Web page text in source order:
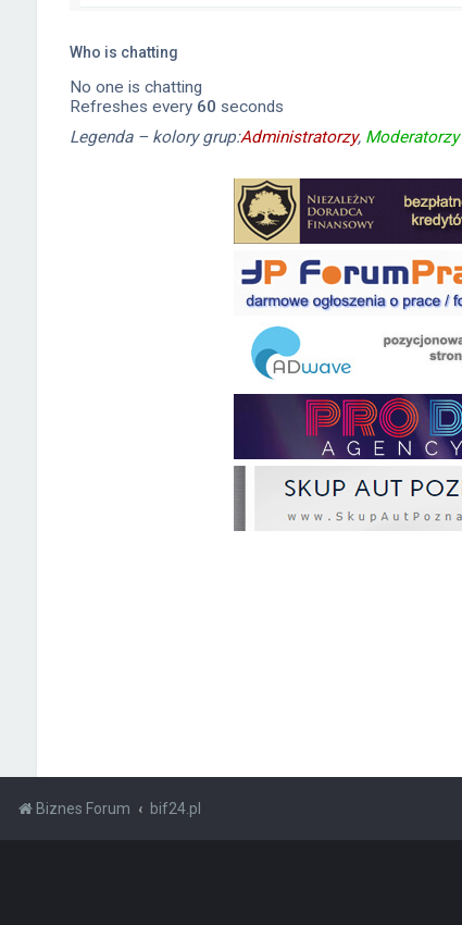
posted a reply:
Danuśka•
posted a reply:Re: Prezenty
Danuśka •pn kwie 27, 2026 10:35 am
posted a reply:Re: Prezentyin
pn kwie 27, 2026 10:34 am
posted a reply:Re: prezent dla faceta in
Who is chatting
No one is chatting
Refreshes every 60 seconds
Legenda – kolory grup:Administratorzy,
Biznes Forum bif24.pl